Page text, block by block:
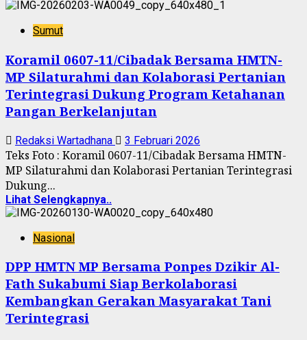
Sumut
Koramil 0607-11/Cibadak Bersama HMTN-
MP Silaturahmi dan Kolaborasi Pertanian
Terintegrasi Dukung Program Ketahanan
Pangan Berkelanjutan
Redaksi Wartadhana 3 Februari 2026
Teks Foto : Koramil 0607-11/Cibadak Bersama HMTN-
MP Silaturahmi dan Kolaborasi Pertanian Terintegrasi
Dukung...
Lihat Selengkapnya..
Nasional
DPP HMTN MP Bersama Ponpes Dzikir Al-
Fath Sukabumi Siap Berkolaborasi
Kembangkan Gerakan Masyarakat Tani
Terintegrasi